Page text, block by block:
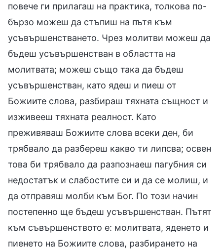
повече ги прилагаш на практика, толкова по-
бързо можеш да стъпиш на пътя към
усъвършенстването. Чрез молитви можеш да
бъдеш усъвършенстван в областта на
молитвата; можеш също така да бъдеш
усъвършенстван, като ядеш и пиеш от
Божиите слова, разбираш тяхната същност и
изживееш тяхната реалност. Като
преживяваш Божиите слова всеки ден, би
трябвало да разбереш какво ти липсва; освен
това би трябвало да разпознаеш пагубния си
недостатък и слабостите си и да се молиш, и
да отправяш молби към Бог. По този начин
постепенно ще бъдеш усъвършенстван. Пътят
към съвършенството е: молитвата, яденето и
пиенето на Божиите слова, разбирането на